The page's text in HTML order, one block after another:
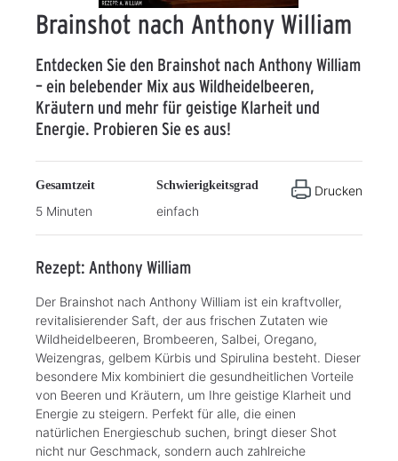
Brainshot nach Anthony William
Entdecken Sie den Brainshot nach Anthony William
– ein belebender Mix aus Wildheidelbeeren,
Kräutern und mehr für geistige Klarheit und
Energie. Probieren Sie es aus!
Gesamtzeit
5 Minuten
Schwierigkeitsgrad
einfach
Drucken
Rezept: Anthony William
Der Brainshot nach Anthony William ist ein kraftvoller,
revitalisierender Saft, der aus frischen Zutaten wie
Wildheidelbeeren, Brombeeren, Salbei, Oregano,
Weizengras, gelbem Kürbis und Spirulina besteht. Dieser
besondere Mix kombiniert die gesundheitlichen Vorteile
von Beeren und Kräutern, um Ihre geistige Klarheit und
Energie zu steigern. Perfekt für alle, die einen
natürlichen Energieschub suchen, bringt dieser Shot
nicht nur Geschmack, sondern auch zahlreiche